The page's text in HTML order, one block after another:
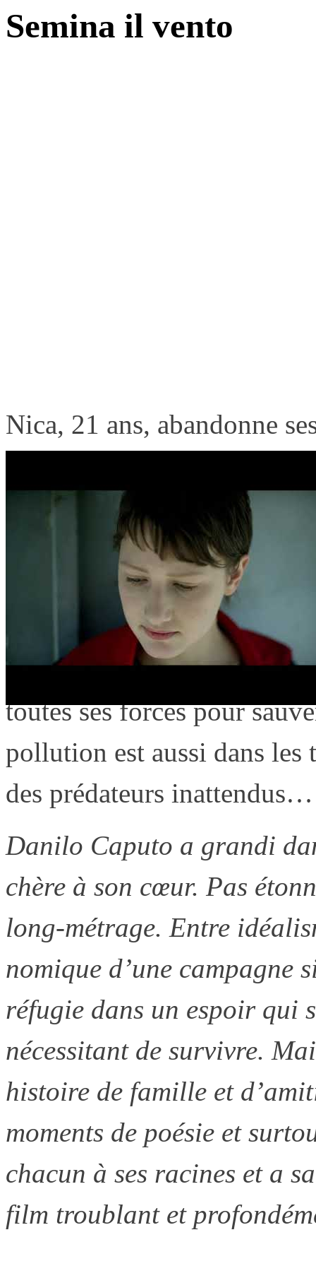
Semina il vento
Nica, 21 ans, abandonne
années d’absence. Elle
polluée et sinistrée, des
Tous semblent avoir
désastre écologique et son
l’arrachage de l’oliveraie
toutes ses forces pour
pollution est aussi dans
des prédateurs inattendus…
Danilo Caputo a grandi
chère à son cœur. Pas
long-métrage. Entre
nomique d’une campagne
réfugie dans un espoir qui
nécessitant de survivre.
histoire de famille et
moments de poésie et
chacun à ses racines et a
film troublant et